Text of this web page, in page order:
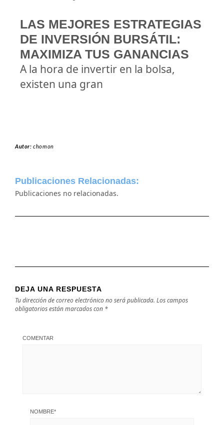
LAS MEJORES ESTRATEGIAS
DE INVERSIÓN BURSÁTIL:
MAXIMIZA TUS GANANCIAS
A la hora de invertir en la bolsa,
existen una gran
Autor:chomon
Publicaciones Relacionadas:
Publicaciones no relacionadas.
DEJA UNA RESPUESTA
Tu dirección de correo electrónico no será publicada. Los campos
obligatorios están marcados con *
COMENTAR
NOMBRE*